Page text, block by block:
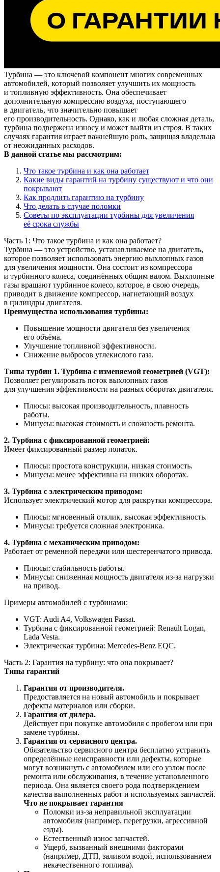
Турбина — это ключевой компонент многих современных
автомобилей, который позволяет улучшить их мощность
и топливную эффективность. Она обеспечивает
дополнительную компрессию воздуха, поступающего
в двигатель, что значительно повышает
его производительность. Однако, как и любая сложная деталь,
турбина подвержена износу и может выйти из строя. В таких
случаях гарантия играет важнейшую роль, защищая владельца
от неожиданных расходов.
В данной статье мы рассмотрим:
Что такое турбина и как она работает
Какие виды гарантий на турбину существуют и что они
покрывают
Как продлить гарантию на турбину
Что делать в случае поломки
Советы по эксплуатации турбины для увеличения
её срока службы
Часть 1: Что такое турбина и как она работает?
Турбина — это устройство, устанавливаемое на двигатель,
которое позволяет использовать энергию выхлопных газов
для увеличения мощности. Она состоит из компрессора
и турбинного колеса, соединённых общим валом. Выхлопные
газы вращают турбинное колесо, которое, в свою очередь,
приводит в движение компрессор, нагнетающий воздух
в цилиндры двигателя.
Преимущества использования турбины:
Повышение мощности двигателя без увеличения
его объёма.
Улучшение топливной эффективности.
Снижение выбросов углекислого газа.
Типы турбин 1. Турбина с изменяемой геометрией (VGT):
Позволяет регулировать поток выхлопных газов
для улучшения эффективности на разных оборотах двигателя.
Плюсы: высокая производительность, плавность
работы.
Минусы: высокая стоимость и сложность ремонта.
2. Турбина с фиксированной геометрией:
Имеет фиксированный размер лопаток.
Плюсы: простота конструкции, низкая стоимость.
Минусы: менее эффективна на низких оборотах.
3. Турбина с электрическим приводом:
Использует электрический мотор для раскрутки компрессора.
Плюсы: мгновенный отклик, высокая эффективность.
Минусы: требуется сложная электроника.
4. Турбина с механическим приводом:
Работает от ременной передачи или шестеренчатого привода.
Плюсы: стабильность работы.
Минусы: сниженная мощность двигателя из-за нагрузки
на привод.
Примеры автомобилей с турбинами:
VGT: Audi A4, Volkswagen Passat.
Турбина с фиксированной геометрией: Renault Logan,
Lada Vesta.
Электрическая турбина: Mercedes-Benz EQC.
Часть 2: Гарантия на турбину: что она покрывает?
Типы гарантий
Гарантия от производителя.
Предоставляется на новый автомобиль и покрывает
дефекты материалов или сборки.
Гарантия от дилера.
Действует при покупке автомобиля с пробегом или при
замене турбины.
Гарантия от сервисного центра.
Обязательство сервисного центра бесплатно устранить
определённые неисправности или дефекты, которые
могут возникнуть с автомобилем или его узлом после
ремонта или обслуживания, в течение установленного
периода. Она является своего рода подтверждением
качества выполненных работ и используемых запчастей.
Что не покрывает гарантия
Поломки из-за неправильной эксплуатации
автомобиля (например, перегрузки, агрессивной
езды).
Естественный износ запчастей.
Ущерб, вызванный внешними факторами
(например, ДТП, заливом водой, использованием
некачественного топлива).